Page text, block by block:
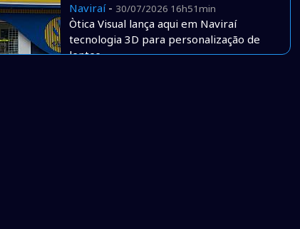
Naviraí- 30/07/2026 16h51min
Òtica Visual lança aqui em Naviraí
tecnologia 3D para personalização de
lentes